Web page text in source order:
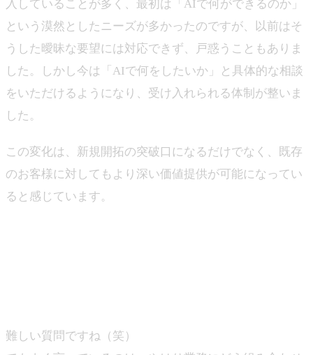
入していることが多く、最初は「AIで何ができるのか」
という漠然としたニーズが多かったのですが、以前はそ
うした曖昧な要望には対応できず、戸惑うこともありま
した。しかし今は「AIで何をしたいか」と具体的な相談
をいただけるようになり、受け入れられる体制が整いま
した。
この変化は、新規開拓の突破口になるだけでなく、既存
のお客様に対してもより深い価値提供が可能になってい
ると感じています。
難しい質問ですね（笑）